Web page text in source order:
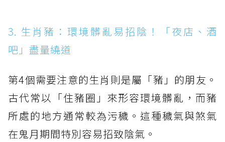
3. 生肖豬：環境髒亂易招陰！「夜店、酒
吧」盡量繞道
第4個需要注意的生肖則是屬「豬」的朋友。
古代常以「住豬圈」來形容環境髒亂，而豬
所處的地方通常較為污穢。這種穢氣與煞氣
在鬼月期間特別容易招致陰氣。